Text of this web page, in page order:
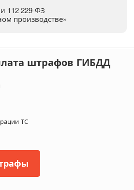
112 229-ФЗ
производстве»
штрафов ГИБДД
ТС